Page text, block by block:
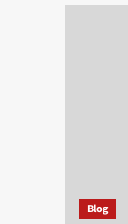
Blog